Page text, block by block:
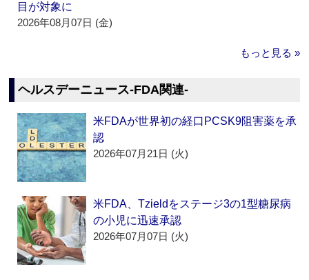
目が対象に
2026年08月07日 (金)
もっと見る »
ヘルスデーニュース‐FDA関連‐
米FDAが世界初の経口PCSK9阻害薬を承
認
2026年07月21日 (火)
米FDA、Tzieldをステージ3の1型糖尿病
の小児に迅速承認
2026年07月07日 (火)